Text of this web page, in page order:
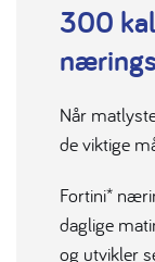
300
Når
de viktige
Fortini*
daglige
og utvikler